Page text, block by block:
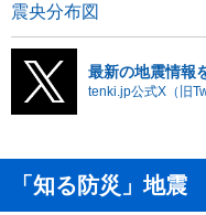
震央分布図
最新の地震情報
tenki.jp公式X（旧
「知る防災」地震